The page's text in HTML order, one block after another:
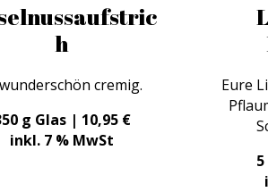
h
cremig.
g Glas | 10,95 €
inkl. 7 % MwSt
Eure